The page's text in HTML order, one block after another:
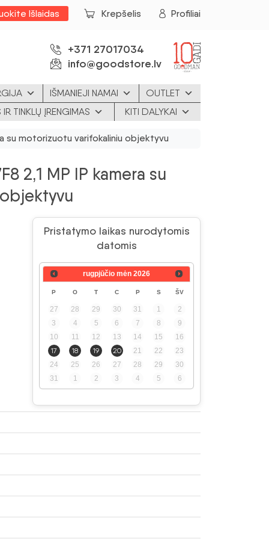
Išlaidas Krepšelis Profiliai
+371 27017034
info@goodstore.lv
IŠMANIEJI NAMAI
OUTLET
IR TINKLŲ ĮRENGIMAS
KITI DALYKAI
su motorizuotu varifokaliniu objektyvu
2,1 MP IP kamera su
Pristatymo laikas nurodytomis
datomis
rugpjūčio mėn 2026
P O T C P S ŠV
27 28 29 30 31 1
2
3
4 5 6 7 8
9
10
11 12 13 14 15
16
17
18 19 20 21 22
23
24
25 26 27 28 29
30
31
1 2 3 4 5 6